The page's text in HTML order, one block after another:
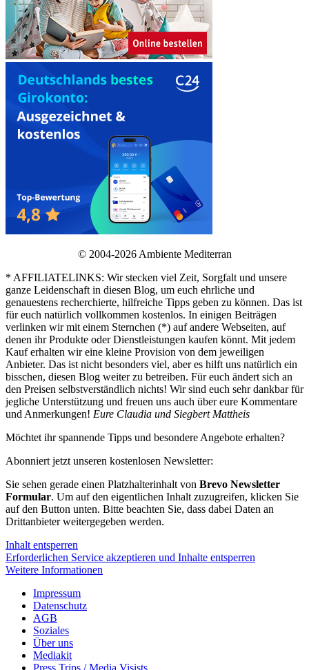
© 2004-2026 Ambiente Mediterran
* AFFILIATELINKS: Wir stecken viel Zeit, Sorgfalt und unsere
ganze Leidenschaft in diesen Blog, um euch ehrliche und
genauestens recherchierte, hilfreiche Tipps geben zu können. Das ist
für euch natürlich vollkommen kostenlos. In einigen Beiträgen
verlinken wir mit einem Sternchen (*) auf andere Webseiten, auf
denen ihr Produkte oder Dienstleistungen kaufen könnt. Mit jedem
Kauf erhalten wir eine kleine Provision von dem jeweiligen
Anbieter. Das ist nicht besonders viel, aber es hilft uns natürlich ein
bisschen, diesen Blog weiter zu betreiben. Für euch ändert sich an
den Preisen selbstverständlich nichts! Wir sind euch sehr dankbar für
jegliche Unterstützung und freuen uns auch über eure Kommentare
und Anmerkungen! Eure Claudia und Siegbert Mattheis
Möchtet ihr spannende Tipps und besondere Angebote erhalten?
Abonniert jetzt unseren kostenlosen Newsletter:
Sie sehen gerade einen Platzhalterinhalt von Brevo Newsletter
Formular. Um auf den eigentlichen Inhalt zuzugreifen, klicken Sie
auf den Button unten. Bitte beachten Sie, dass dabei Daten an
Drittanbieter weitergegeben werden.
Inhalt entsperren
Erforderlichen Service akzeptieren und Inhalte entsperren
Weitere Informationen
Impressum
Datenschutz
AGB
Soziales
Über uns
Mediakit
Press Trips / Media Visists